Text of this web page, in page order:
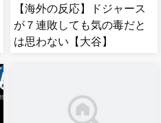
【海外の反応】ドジャース
が７連敗しても気の毒だと
は思わない【大谷】